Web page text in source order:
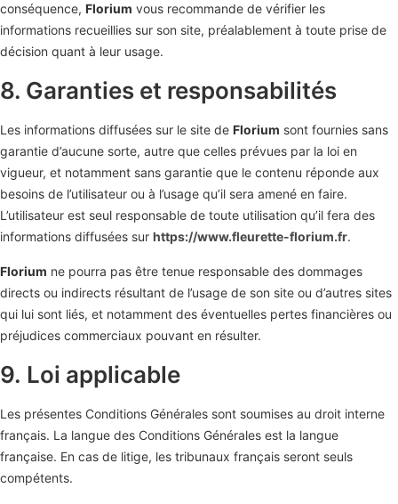
conséquence, Florium vous recommande de vérifier les
informations recueillies sur son site, préalablement à toute prise de
décision quant à leur usage.
8. Garanties et responsabilités
Les informations diffusées sur le site de Florium sont fournies sans
garantie d’aucune sorte, autre que celles prévues par la loi en
vigueur, et notamment sans garantie que le contenu réponde aux
besoins de l’utilisateur ou à l’usage qu’il sera amené en faire.
L’utilisateur est seul responsable de toute utilisation qu’il fera des
informations diffusées sur https://www.fleurette-florium.fr.
Florium ne pourra pas être tenue responsable des dommages
directs ou indirects résultant de l’usage de son site ou d’autres sites
qui lui sont liés, et notamment des éventuelles pertes financières ou
préjudices commerciaux pouvant en résulter.
9. Loi applicable
Les présentes Conditions Générales sont soumises au droit interne
français. La langue des Conditions Générales est la langue
française. En cas de litige, les tribunaux français seront seuls
compétents.